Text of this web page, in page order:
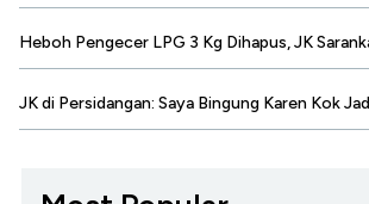
Heboh Pengecer LPG 3 Kg Dihapus, JK
JK di Persidangan: Saya Bingung Karen Kok